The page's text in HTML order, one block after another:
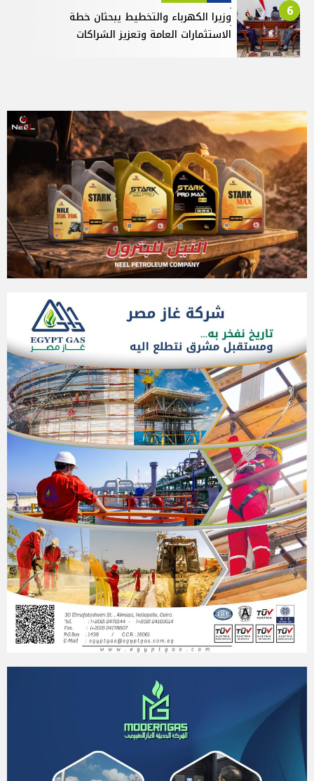
6
وزيرا الكهرباء والتخطيط يبحثان خطة
الاستثمارات العامة وتعزيز الشراكات